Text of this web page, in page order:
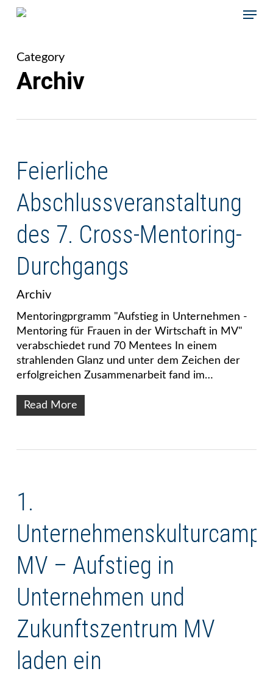
Skip
content
Menu
Category
Archiv
Feierliche
Abschlussveranstaltung
des 7. Cross-Mentoring-
Durchgangs
Archiv
Mentoringprgramm "Aufstieg in Unternehmen -
Mentoring für Frauen in der Wirtschaft in MV"
verabschiedet rund 70 Mentees In einem
strahlenden Glanz und unter dem Zeichen der
erfolgreichen Zusammenarbeit fand im…
Read More
1.
Unternehmenskulturcamp
MV – Aufstieg in
Unternehmen und
Zukunftszentrum MV
laden ein